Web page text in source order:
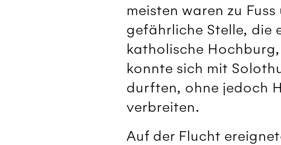
meisten waren zu
gefährliche Stelle, die
katholische
konnte sich mit
durften, ohne jedoch
verbreiten.
Auf der Flucht